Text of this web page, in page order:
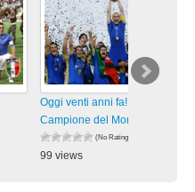
Oggi venti anni fa! L’ Italia
Campione del Mondo. I
(No Ratings Yet)
99 views